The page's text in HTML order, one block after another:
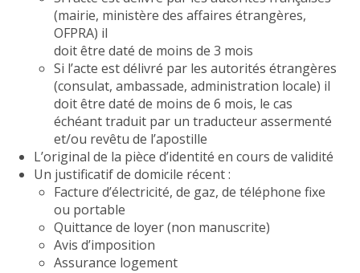
(mairie, ministère des affaires étrangères,
OFPRA) il
doit être daté de moins de 3 mois
Si l’acte est délivré par les autorités étrangères
(consulat, ambassade, administration locale) il
doit être daté de moins de 6 mois, le cas
échéant traduit par un traducteur assermenté
et/ou revêtu de l’apostille
L’original de la pièce d’identité en cours de validité
Un justificatif de domicile récent :
Facture d’électricité, de gaz, de téléphone fixe
ou portable
Quittance de loyer (non manuscrite)
Avis d’imposition
Assurance logement